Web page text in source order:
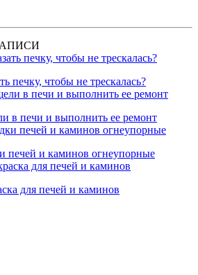
печку, чтобы не трескалась?
в печи и выполнить ее ремонт
печей и каминов огнеупорные
для печей и каминов